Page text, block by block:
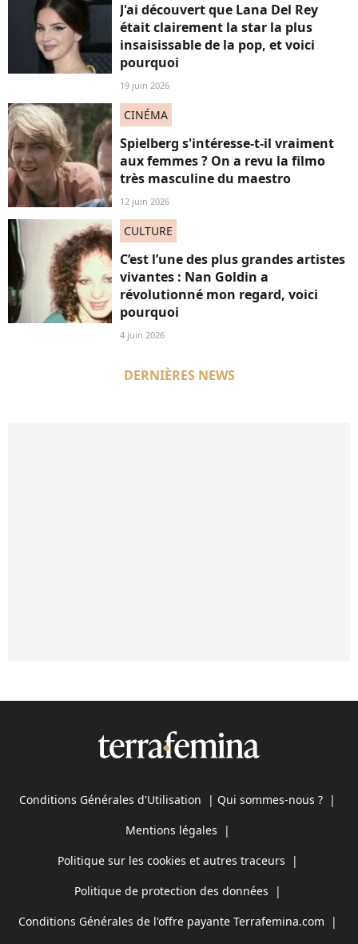
J'ai découvert que Lana Del Rey
était clairement la star la plus
insaisissable de la pop, et voici
pourquoi
19 juin 2026
CINÉMA
Spielberg s'intéresse-t-il vraiment
aux femmes ? On a revu la filmo
très masculine du maestro
12 juin 2026
CULTURE
C’est l’une des plus grandes artistes
vivantes : Nan Goldin a
révolutionné mon regard, voici
pourquoi
4 juin 2026
DERNIÈRES NEWS
Conditions Générales d'Utilisation | Qui sommes-nous ? |
Mentions légales |
Politique sur les cookies et autres traceurs |
Politique de protection des données |
Conditions Générales de l'offre payante Terrafemina.com |